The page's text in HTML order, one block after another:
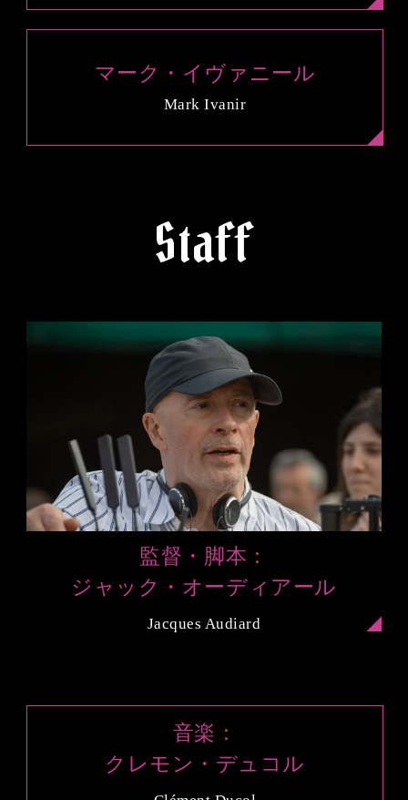
マーク・イヴァニール
Mark Ivanir
Staff
監督・脚本：
ジャック・オーディアール
Jacques Audiard
音楽：
クレモン・デュコル